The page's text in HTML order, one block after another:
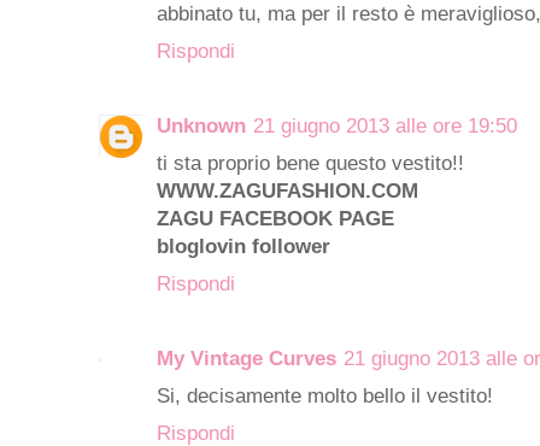
abbinato tu, ma per il resto è
Rispondi
Unknown 21 giugno 2013 alle ore 19:50
ti sta proprio bene questo vestito!!
WWW.ZAGUFASHION.COM
ZAGU FACEBOOK PAGE
bloglovin follower
Rispondi
My Vintage Curves 21 giugno 2013 alle
Si, decisamente molto bello il vestito!
Rispondi